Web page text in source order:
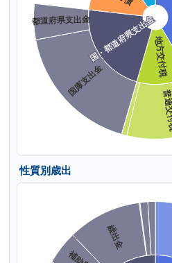
性質別歳出